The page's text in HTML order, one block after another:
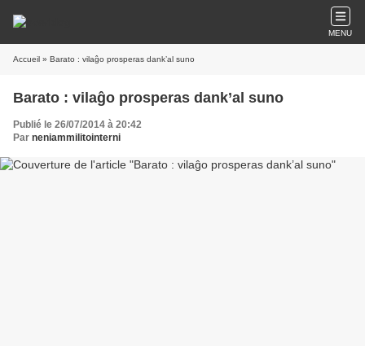
MENU
Accueil » Barato : vilaĝo prosperas dank’al suno
Barato : vilaĝo prosperas dank’al suno
Publié le 26/07/2014 à 20:42
Par neniammilitointerni